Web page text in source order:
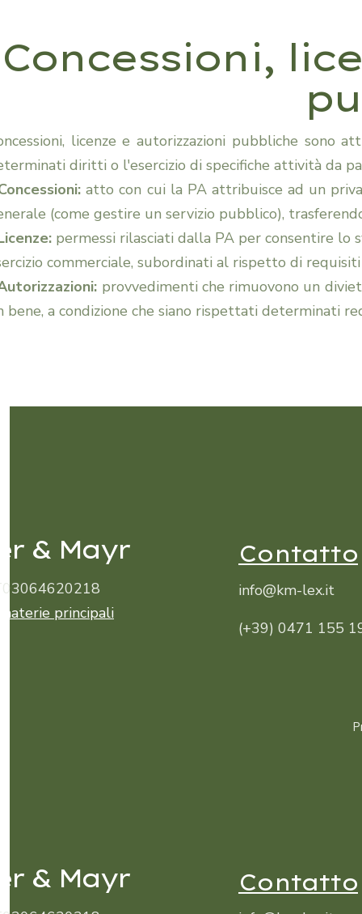
& Mayr Contatto
Concessioni,
licenze e autorizzazioni pubbliche sono
diritti o l'esercizio di specifiche attività da
atto con cui la PA attribuisce ad un
(come gestire un servizio pubblico),
permessi rilasciati dalla PA per consentire
commerciale, subordinati al rispetto di requisiti
provvedimenti che rimuovono un
bene, a condizione che siano rispettati determinati
& Mayr Contatto
principali
info@km-lex.it
(+39) 0471 155